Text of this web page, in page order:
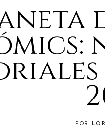
POR